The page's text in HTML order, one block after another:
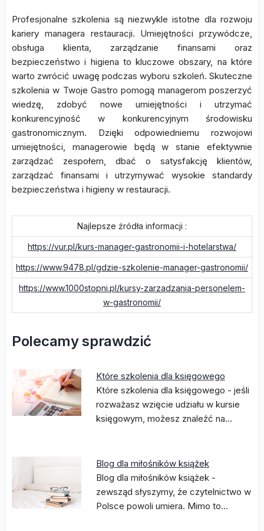
Profesjonalne szkolenia są niezwykle istotne dla rozwoju
kariery managera restauracji. Umiejętności przywódcze,
obsługa klienta, zarządzanie finansami oraz
bezpieczeństwo i higiena to kluczowe obszary, na które
warto zwrócić uwagę podczas wyboru szkoleń. Skuteczne
szkolenia w Twoje Gastro pomogą managerom poszerzyć
wiedzę, zdobyć nowe umiejętności i utrzymać
konkurencyjność w konkurencyjnym środowisku
gastronomicznym. Dzięki odpowiedniemu rozwojowi
umiejętności, managerowie będą w stanie efektywnie
zarządzać zespołem, dbać o satysfakcję klientów,
zarządzać finansami i utrzymywać wysokie standardy
bezpieczeństwa i higieny w restauracji.
Najlepsze źródła informacji :
https://vur.pl/kurs-manager-gastronomii-i-hotelarstwa/
https://www.9478.pl/gdzie-szkolenie-manager-gastronomii/
https://www.1000stopni.pl/kursy-zarzadzania-personelem-
w-gastronomii/
Polecamy sprawdzić
Które szkolenia dla księgowego
Które szkolenia dla księgowego - jeśli
rozważasz wzięcie udziału w kursie
księgowym, możesz znaleźć na…
Blog dla miłośników książek
Blog dla miłośników książek -
zewsząd słyszymy, że czytelnictwo w
Polsce powoli umiera. Mimo to…